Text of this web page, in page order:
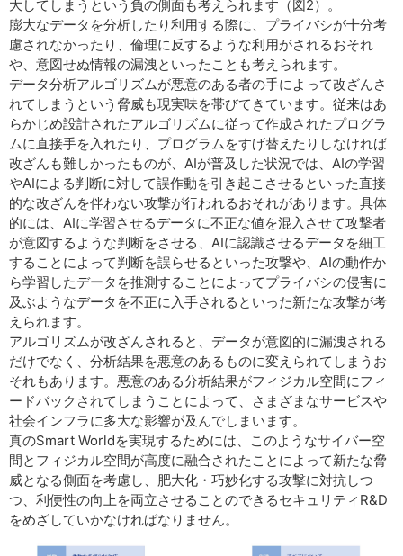
大してしまうという負の側面も考えられます（図2）。
膨大なデータを分析したり利用する際に、プライバシが十分考
慮されなかったり、倫理に反するような利用がされるおそれ
や、意図せぬ情報の漏洩といったことも考えられます。
データ分析アルゴリズムが悪意のある者の手によって改ざんさ
れてしまうという脅威も現実味を帯びてきています。従来はあ
らかじめ設計されたアルゴリズムに従って作成されたプログラ
ムに直接手を入れたり、プログラムをすげ替えたりしなければ
改ざんも難しかったものが、AIが普及した状況では、AIの学習
やAIによる判断に対して誤作動を引き起こさせるといった直接
的な改ざんを伴わない攻撃が行われるおそれがあります。具体
的には、AIに学習させるデータに不正な値を混入させて攻撃者
が意図するような判断をさせる、AIに認識させるデータを細工
することによって判断を誤らせるといった攻撃や、AIの動作か
ら学習したデータを推測することによってプライバシの侵害に
及ぶようなデータを不正に入手されるといった新たな攻撃が考
えられます。
アルゴリズムが改ざんされると、データが意図的に漏洩される
だけでなく、分析結果を悪意のあるものに変えられてしまうお
それもあります。悪意のある分析結果がフィジカル空間にフィ
ードバックされてしまうことによって、さまざまなサービスや
社会インフラに多大な影響が及んでしまいます。
真のSmart Worldを実現するためには、このようなサイバー空
間とフィジカル空間が高度に融合されたことによって新たな脅
威となる側面を考慮し、肥大化・巧妙化する攻撃に対抗しつ
つ、利便性の向上を両立させることのできるセキュリティR&D
をめざしていかなければなりません。